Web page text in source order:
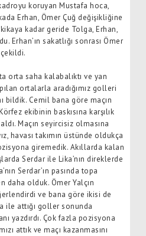
koruyan Mustafa hoca,
Erhan, Ömer Çuğ değişikliğine
kadar geride Tolga, Erhan,
Erhan’ın sakatlığı sonrası Ömer
orta saha kalabalıktı ve yan
ortalarla aradığımız golleri
bildik. Cemil bana göre maçın
ekibinin baskısına karşılık
Maçın seyircisiz olmasına
havası takımın üstünde oldukça
giremedik. Akıllarda kalan
Serdar ile Lika’nın direklerde
Serdar’ın pasında topa
daha olduk. Ömer Yalçın
ve bana göre ikisi de
ile attığı goller sonunda
yazdırdı. Çok fazla pozisyona
attık ve maçı kazanmasını